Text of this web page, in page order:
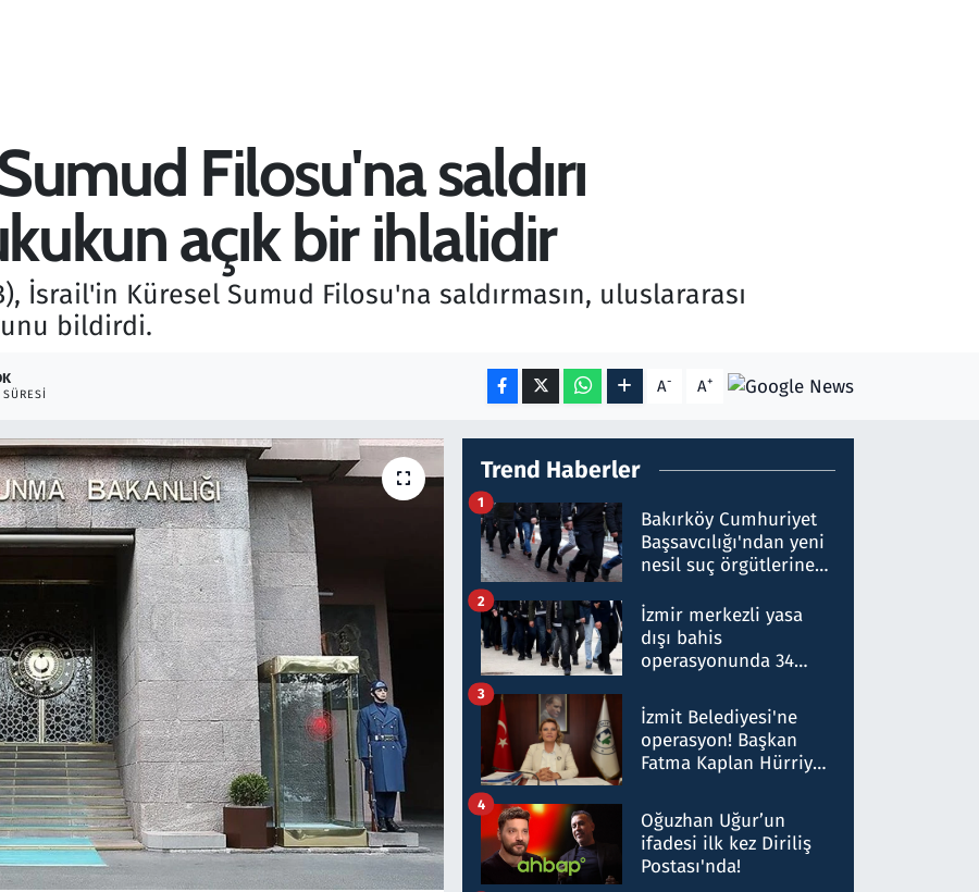
Filosu'na saldırı
açık bir ihlalidir
İsrail'in Küresel Sumud Filosu'na saldırmasın, uluslararası
bildirdi.
A- A+
Trend Haberler
Bakırköy Cumhuriyet
Başsavcılığı'ndan yeni
nesil suç örgütlerine
hakkında gözaltı kararı
1
İzmir merkezli yasa
dışı bahis
operasyonunda 34
Milyar liralık para
trafiği tespit edildi
2
İzmit Belediyesi'ne
operasyon! Başkan
Fatma Kaplan Hürriyet
3
Oğuzhan Uğur’un
ifadesi ilk kez Diriliş
Postası'nda!
4